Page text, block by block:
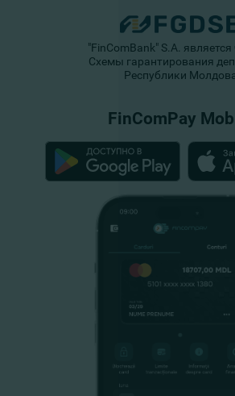
"FinComBank" S.A.
Схемы гарантирования
Республики
FinComPay